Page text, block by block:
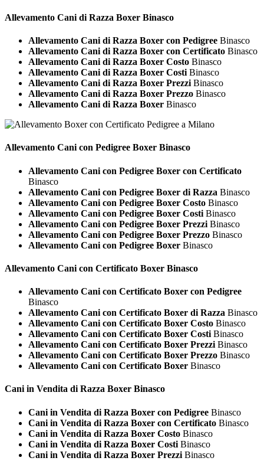
Allevamento Cani di Razza Boxer Binasco
Allevamento Cani di Razza Boxer con Pedigree Binasco
Allevamento Cani di Razza Boxer con Certificato Binasco
Allevamento Cani di Razza Boxer Costo Binasco
Allevamento Cani di Razza Boxer Costi Binasco
Allevamento Cani di Razza Boxer Prezzi Binasco
Allevamento Cani di Razza Boxer Prezzo Binasco
Allevamento Cani di Razza Boxer Binasco
Allevamento Cani con Pedigree Boxer Binasco
Allevamento Cani con Pedigree Boxer con Certificato
Binasco
Allevamento Cani con Pedigree Boxer di Razza Binasco
Allevamento Cani con Pedigree Boxer Costo Binasco
Allevamento Cani con Pedigree Boxer Costi Binasco
Allevamento Cani con Pedigree Boxer Prezzi Binasco
Allevamento Cani con Pedigree Boxer Prezzo Binasco
Allevamento Cani con Pedigree Boxer Binasco
Allevamento Cani con Certificato Boxer Binasco
Allevamento Cani con Certificato Boxer con Pedigree
Binasco
Allevamento Cani con Certificato Boxer di Razza Binasco
Allevamento Cani con Certificato Boxer Costo Binasco
Allevamento Cani con Certificato Boxer Costi Binasco
Allevamento Cani con Certificato Boxer Prezzi Binasco
Allevamento Cani con Certificato Boxer Prezzo Binasco
Allevamento Cani con Certificato Boxer Binasco
Cani in Vendita di Razza Boxer Binasco
Cani in Vendita di Razza Boxer con Pedigree Binasco
Cani in Vendita di Razza Boxer con Certificato Binasco
Cani in Vendita di Razza Boxer Costo Binasco
Cani in Vendita di Razza Boxer Costi Binasco
Cani in Vendita di Razza Boxer Prezzi Binasco